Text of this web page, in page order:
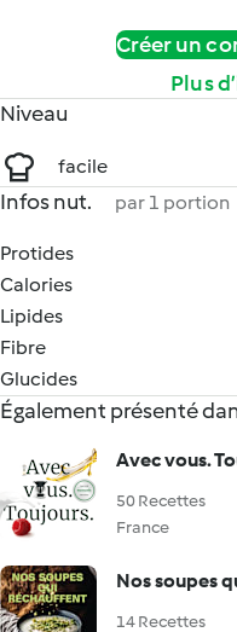
Créer un
Plus
Niveau
facile
Infos nut. par 1 portion
Protides
Calories
Lipides
Fibre
Glucides
Également présenté
Avec vous.
50 Recettes
France
Nos soupes
14 Recettes